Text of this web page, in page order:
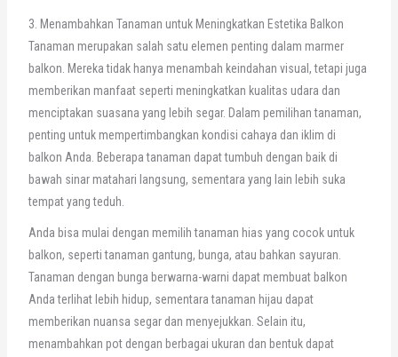
3. Menambahkan Tanaman untuk Meningkatkan Estetika Balkon
Tanaman merupakan salah satu elemen penting dalam marmer
balkon. Mereka tidak hanya menambah keindahan visual, tetapi juga
memberikan manfaat seperti meningkatkan kualitas udara dan
menciptakan suasana yang lebih segar. Dalam pemilihan tanaman,
penting untuk mempertimbangkan kondisi cahaya dan iklim di
balkon Anda. Beberapa tanaman dapat tumbuh dengan baik di
bawah sinar matahari langsung, sementara yang lain lebih suka
tempat yang teduh.
Anda bisa mulai dengan memilih tanaman hias yang cocok untuk
balkon, seperti tanaman gantung, bunga, atau bahkan sayuran.
Tanaman dengan bunga berwarna-warni dapat membuat balkon
Anda terlihat lebih hidup, sementara tanaman hijau dapat
memberikan nuansa segar dan menyejukkan. Selain itu,
menambahkan pot dengan berbagai ukuran dan bentuk dapat